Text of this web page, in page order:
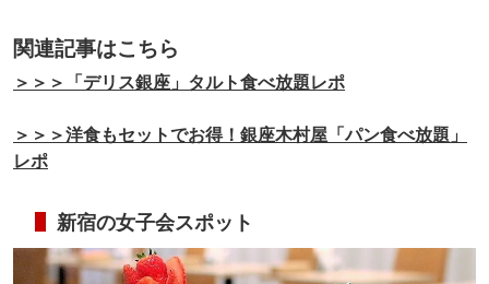
関連記事はこちら
＞＞＞「デリス銀座」タルト食べ放題レポ
＞＞＞洋食もセットでお得！銀座木村屋「パン食べ放題」
レポ
新宿の女子会スポット